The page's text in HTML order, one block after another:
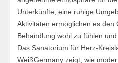
Unterkünfte, eine ruhige
Aktivitäten ermöglichen es den
Behandlung wohl zu fühlen
Das Sanatorium für
WeißGermany zeigt, wie